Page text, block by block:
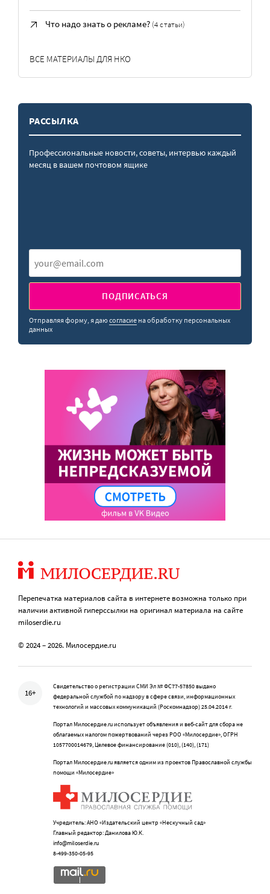
Что надо знать о рекламе? (4 статьи)
ВСЕ МАТЕРИАЛЫ ДЛЯ НКО
РАССЫЛКА
Профессиональные новости, советы, интервью каждый
месяц в вашем почтовом ящике
ПОДПИСАТЬСЯ
Отправляя форму, я даюсогласие на обработку персональных
данных
Перепечатка материалов сайта в интернете возможна только при
наличии активной гиперссылки на оригинал материала на сайте
miloserdie.ru
© 2024 – 2026. Милосердие.ru
16+
Свидетельство о регистрации СМИ Эл № ФС77-57850 выдано
федеральной службой по надзору в сфере связи, информационных
технологий и массовых коммуникаций (Роскомнадзор) 25.04.2014 г.
Портал Милосердие.ru использует объявления и веб-сайт для сбора не
облагаемых налогом пожертвований через РОО «Милосердие», ОГРН
1057700014679, Целевое финансирование (010), (140), (171)
Портал Милосердие.ru является одним из проектов Православной службы
помощи «Милосердие»
Учредитель: АНО «Издательский центр «Нескучный сад»
Главный редактор: Данилова Ю.К.
info@miloserdie.ru
8-499-350-05-95